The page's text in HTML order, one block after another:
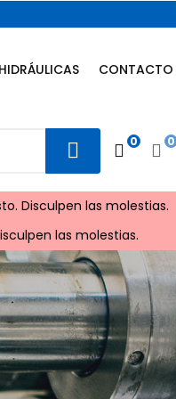
CONTACTO
0 0
Disculpen las molestias.
las molestias.